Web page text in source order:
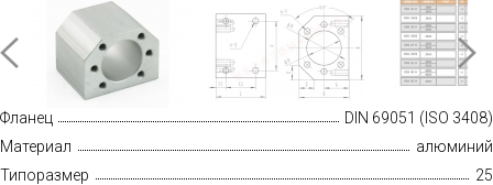
Фланец
DIN 69051 (ISO 3408)
Материал
алюминий
Типоразмер
25